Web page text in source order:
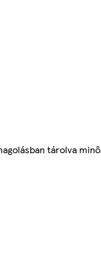
tárolva